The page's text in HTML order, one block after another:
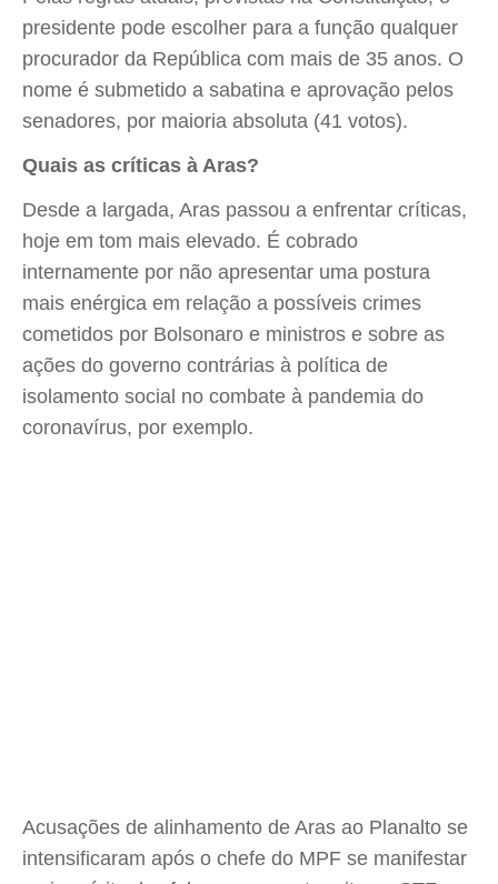
presidente pode escolher para a função qualquer
procurador da República com mais de 35 anos. O
nome é submetido a sabatina e aprovação pelos
senadores, por maioria absoluta (41 votos).
Quais as críticas à Aras?
Desde a largada, Aras passou a enfrentar críticas,
hoje em tom mais elevado. É cobrado
internamente por não apresentar uma postura
mais enérgica em relação a possíveis crimes
cometidos por Bolsonaro e ministros e sobre as
ações do governo contrárias à política de
isolamento social no combate à pandemia do
coronavírus, por exemplo.
Acusações de alinhamento de Aras ao Planalto se
intensificaram após o chefe do MPF se manifestar